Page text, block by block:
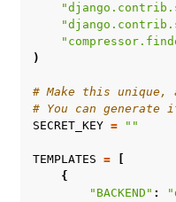
)
# Make this unique,
# You can generate
SECRET_KEY = ""
TEMPLATES =
{
"BACKEND" :